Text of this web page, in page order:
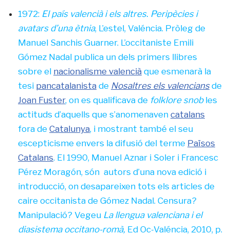
1972: El país valencià i els altres. Peripècies i
avatars d’una ètnia, L’estel, Valéncia. Pròleg de
Manuel Sanchis Guarner. L’occitaniste Emili
Gómez Nadal publica un dels primers llibres
sobre el nacionalisme valencià que esmenarà la
tesi pancatalanista de Nosaltres els valenciansde
Joan Fuster, on es qualificava de folklore snobles
actituds d’aquells que s’anomenaven catalans
fora de Catalunya, i mostrant també el seu
escepticisme envers la difusió del terme Països
Catalans. El 1990, Manuel Aznar i Soler i Francesc
Pérez Moragón, són autors d’una nova edició i
introducció, on desapareixen tots els articles de
caire occitanista de Gómez Nadal. Censura?
Manipulació? Vegeu La llengua valenciana i el
diasistema occitano-romà, Ed Oc-Valéncia, 2010, p.